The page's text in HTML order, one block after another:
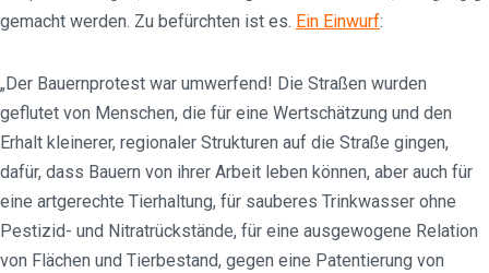
gemacht werden. Zu befürchten ist es. Ein Einwurf:
„Der Bauernprotest war umwerfend! Die Straßen wurden
geflutet von Menschen, die für eine Wertschätzung und den
Erhalt kleinerer, regionaler Strukturen auf die Straße gingen,
dafür, dass Bauern von ihrer Arbeit leben können, aber auch für
eine artgerechte Tierhaltung, für sauberes Trinkwasser ohne
Pestizid- und Nitratrückstände, für eine ausgewogene Relation
von Flächen und Tierbestand, gegen eine Patentierung von